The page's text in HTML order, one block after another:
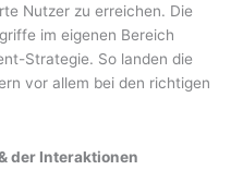
Nutzer zu erreichen. Die
im eigenen Bereich
Strategie. So landen die
vor allem bei den richtigen
der Interaktionen